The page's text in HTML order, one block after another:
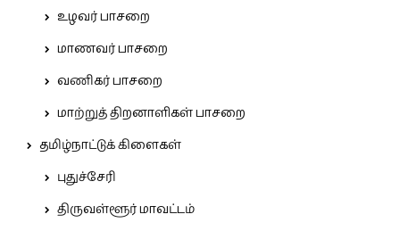
உழவர் பாசறை
மாணவர் பாசறை
வணிகர் பாசறை
மாற்றுத் திறனாளிகள் பாசறை
தமிழ்நாட்டுக் கிளைகள்
புதுச்சேரி
திருவள்ளூர் மாவட்டம்